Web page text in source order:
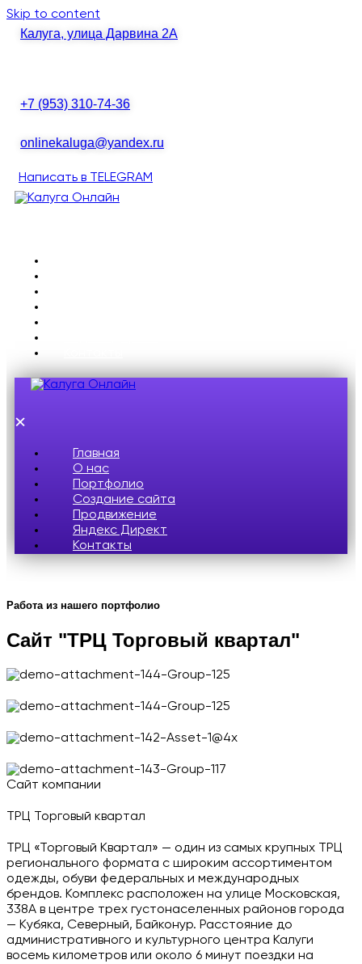
Skip to content
Калуга, улица Дарвина 2А
+7 (953) 310-74-36
onlinekaluga@yandex.ru
Написать в TELEGRAM
×
Главная
О нас
Портфолио
Создание сайта
Продвижение
Яндекс Директ
Контакты
Работа из нашего портфолио
Сайт "ТРЦ Торговый квартал"
Сайт компании
ТРЦ Торговый квартал
ТРЦ «Торговый Квартал» — один из самых крупных ТРЦ
регионального формата с широким ассортиментом
одежды, обуви федеральных и международных
брендов. Комплекс расположен на улице Московская,
338А в центре трех густонаселенных районов города
— Кубяка, Северный, Байконур. Расстояние до
административного и культурного центра Калуги
восемь километров или около 6 минут поездки на
ГЛАВНАЯ
О НАС